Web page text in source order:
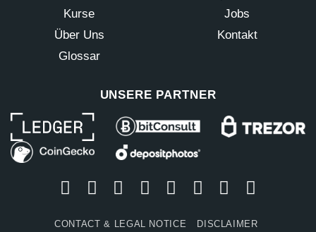
Kurse
Über Uns
Glossar
Jobs
Kontakt
UNSERE PARTNER
CONTACT & LEGAL NOTICE DISCLAIMER